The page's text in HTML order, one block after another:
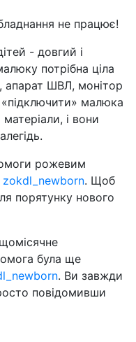
- довгий і
потрібна ціла
апарат ШВЛ, монітор
«підключити» малюка
матеріали, і вони
рожевим
zokdl_newborn. Щоб
порятунку нового
була ще
. Ви завжди
повідомивши